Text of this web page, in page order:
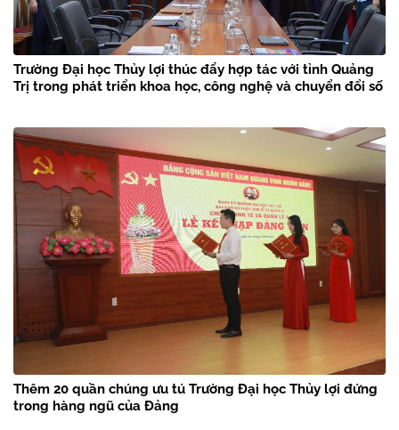
Trường Đại học Thủy lợi thúc đẩy hợp tác với tỉnh Quảng
Trị trong phát triển khoa học, công nghệ và chuyển đổi số
Thêm 20 quần chúng ưu tú Trường Đại học Thủy lợi đứng
trong hàng ngũ của Đảng